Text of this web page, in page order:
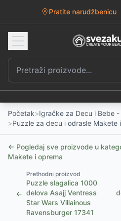
Pratite narudžbenicu
Početak>Igračke za Decu i Bebe
>Puzzle za decu i odrasle Makete
← Pogledaj sve proizvode u
Makete i oprema
←
Prethodni proizvod
Puzzle slagalica 1000
delova Asajj Ventress
Star Wars Villainous
Ravensburger 17341